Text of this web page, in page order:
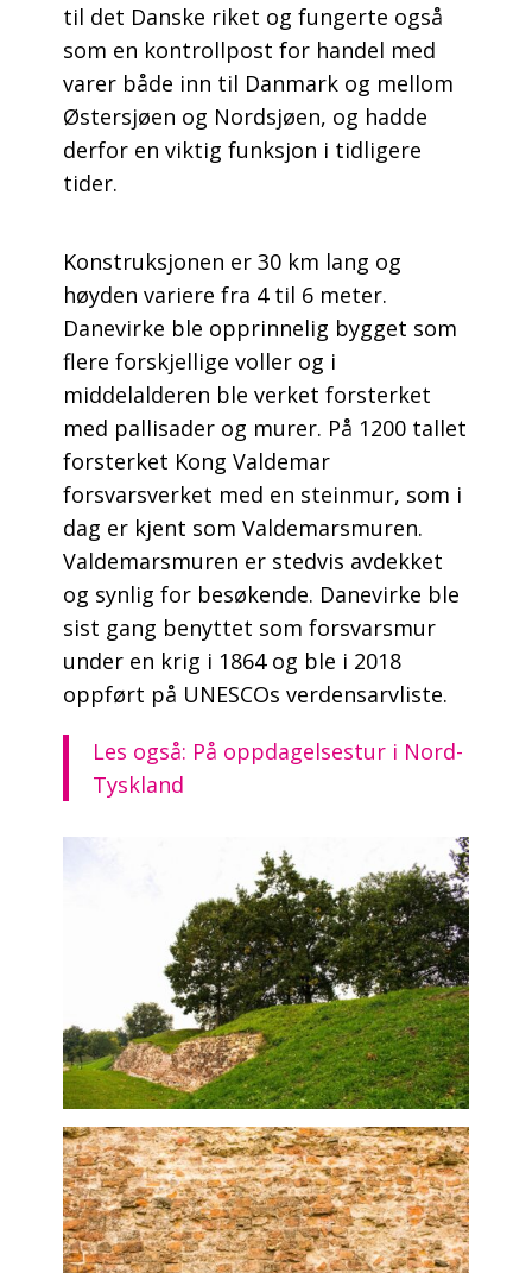
til det Danske riket og fungerte også
som en kontrollpost for handel med
varer både inn til Danmark og mellom
Østersjøen og Nordsjøen, og hadde
derfor en viktig funksjon i tidligere
tider.
Konstruksjonen er 30 km lang og
høyden variere fra 4 til 6 meter.
Danevirke ble opprinnelig bygget som
flere forskjellige voller og i
middelalderen ble verket forsterket
med pallisader og murer. På 1200 tallet
forsterket Kong Valdemar
forsvarsverket med en steinmur, som i
dag er kjent som Valdemarsmuren.
Valdemarsmuren er stedvis avdekket
og synlig for besøkende. Danevirke ble
sist gang benyttet som forsvarsmur
under en krig i 1864 og ble i 2018
oppført på UNESCOs verdensarvliste.
Les også: På oppdagelsestur i Nord-
Tyskland